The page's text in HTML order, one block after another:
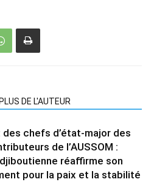
PLUS DE L'AUTEUR
des chefs d’état-major des
de l’AUSSOM :
djiboutienne réaffirme son
pour la paix et la stabilité